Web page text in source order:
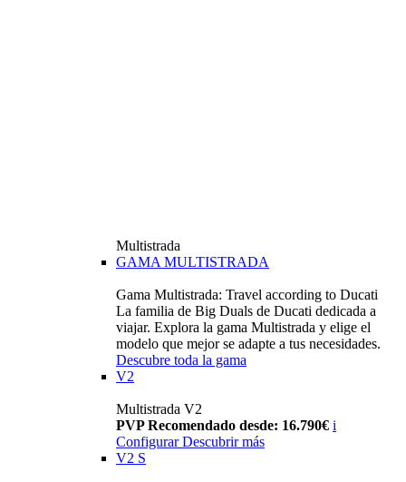
Multistrada
GAMA MULTISTRADA
Gama Multistrada: Travel according to Ducati
La familia de Big Duals de Ducati dedicada a
viajar. Explora la gama Multistrada y elige el
modelo que mejor se adapte a tus necesidades.
Descubre toda la gama
V2
Multistrada V2
PVP Recomendado desde: 16.790€ i
Configurar Descubrir más
V2 S